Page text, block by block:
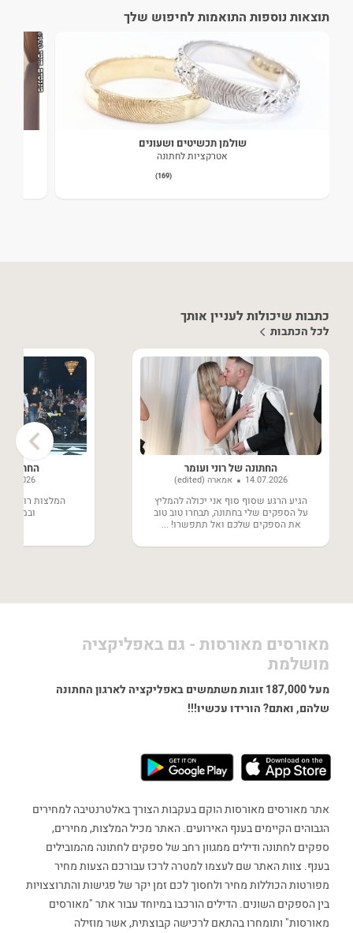
תוצאות נוספות התואמות לחיפוש שלך
שולמן תכשיטים ושעונים
אטרקציות לחתונה
(169)
כתבות שיכולות לעניין אותך
לכל הכתבות
החתונה של רוני ועומר
14.07.2026 אמארה (edited)
הגיע הרגע שסוף סוף אני יכולה להמליץ
על הספקים שלי בחתונה, תבחרו טוב טוב
את הספקים שלכם ואל תתפשרו! ...
החתונה
המלצות
מאורסים מאורסות - גם באפליקציה
מושלמת
מעל 187,000 זוגות משתמשים באפליקציה לארגון החתונה
שלהם, ואתם? הורידו עכשיו!!!
אתר מאורסים מאורסות הוקם בעקבות הצורך באלטרנטיבה למחירים
הגבוהים הקיימים בענף האירועים. האתר מכיל המלצות, מחירים,
ספקים לחתונה ודילים ממגוון רחב של ספקים לחתונה מהמובילים
בענף. צוות האתר שם לעצמו למטרה לרכז עבורכם הצעות מחיר
מפורטות הכוללות מחיר ולחסוך לכם זמן יקר של פגישות והתרוצצויות
בין הספקים השונים. הדילים הורכבו במיוחד עבור אתר "מאורסים
מאורסות" ותומחרו בהתאם לרכישה קבוצתית, אשר מוזילה